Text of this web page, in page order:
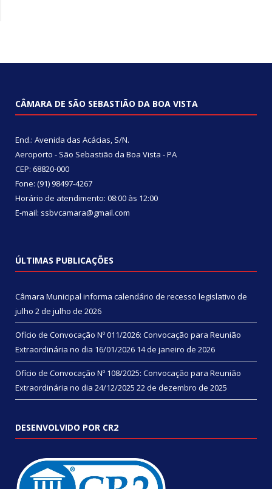
CÂMARA DE SÃO SEBASTIÃO DA BOA VISTA
End.: Avenida das Acácias, S/N.
Aeroporto - São Sebastião da Boa Vista - PA
CEP: 68820-000
Fone: (91) 98497-4267
Horário de atendimento: 08:00 às 12:00
E-mail: ssbvcamara@gmail.com
ÚLTIMAS PUBLICAÇÕES
Câmara Municipal informa calendário de recesso legislativo de
julho 2 de julho de 2026
Ofício de Convocação Nº 011/2026: Convocação para Reunião
Extraordinária no dia 16/01/2026 14 de janeiro de 2026
Ofício de Convocação Nº 108/2025: Convocação para Reunião
Extraordinária no dia 24/12/2025 22 de dezembro de 2025
DESENVOLVIDO POR CR2